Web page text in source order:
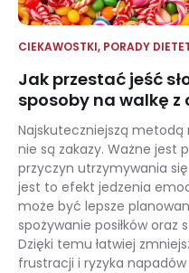
CIEKAWOSTKI, PORADY
Jak przestać jeść
sposoby na walkę z
Najskuteczniejszą metodą
nie są zakazy. Ważne jest
przyczyn utrzymywania
jest to efekt jedzenia
może być lepsze
spożywanie posiłków
Dzięki temu łatwiej
frustracji i ryzyka